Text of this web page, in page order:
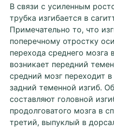
В связи с усиленным
трубка изгибается в
Примечательно то, что
поперечному отростку
перехода среднего
возникает передний
средний мозг переходит
задний теменной изгиб.
составляют головной
продолговатого мозга в
третий, выпуклый в